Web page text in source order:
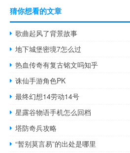
猜你想看的文章
歌曲起风了背景故事
地下城堡密境7怎么过
热血传奇有复古铭文吗知乎
诛仙手游角色PK
最终幻想14劳动14号
星露谷物语手机怎么回档
塔防奇兵攻略
“暂别莫言易”的出处是哪里